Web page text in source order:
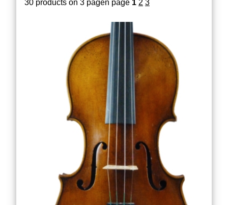
30 products on 3 pagen page 1 2 3